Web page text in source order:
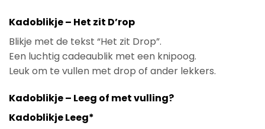
Kadoblikje – Het zit D’rop
Blikje met de tekst “Het zit Drop”.
Een luchtig cadeaublik met een knipoog.
Leuk om te vullen met drop of ander lekkers.
Kadoblikje – Leeg of met vulling?
Kadoblikje Leeg*